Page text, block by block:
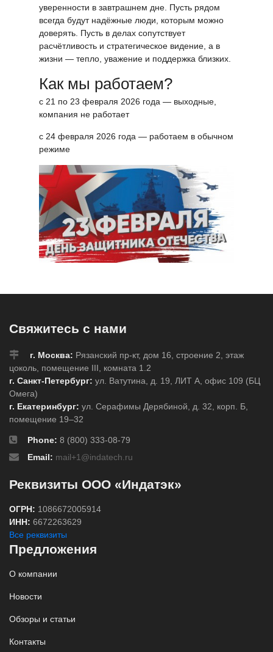
уверенности в завтрашнем дне. Пусть рядом
всегда будут надёжные люди, которым можно
доверять. Пусть в делах сопутствует
расчётливость и стратегическое видение, а в
жизни — тепло, уважение и поддержка близких.
Как мы работаем?
с 21 по 23 февраля 2026 года — выходные,
компания не работает
с 24 февраля 2026 года — работаем в обычном
режиме
Свяжитесь с нами
г. Москва: Рязанский пр-кт, дом 16, строение 2, этаж
цоколь, помещение III, комната 1.2
г. Санкт-Петербург: ул. Ватутина, д. 19, ЛИТ А, офис 109 (БЦ
Омега)
г. Екатеринбург: ул. Серафимы Дерябиной, д. 32, корп. Б,
помещение 19–32
Phone: 8 (800) 333-08-79
Email: mail+1@indatech.ru
Реквизиты ООО «Индатэк»
ОГРН: 1086672005914
ИНН: 6672263629
Все реквизиты
Предложения
О компании
Новости
Обзоры и статьи
Контакты